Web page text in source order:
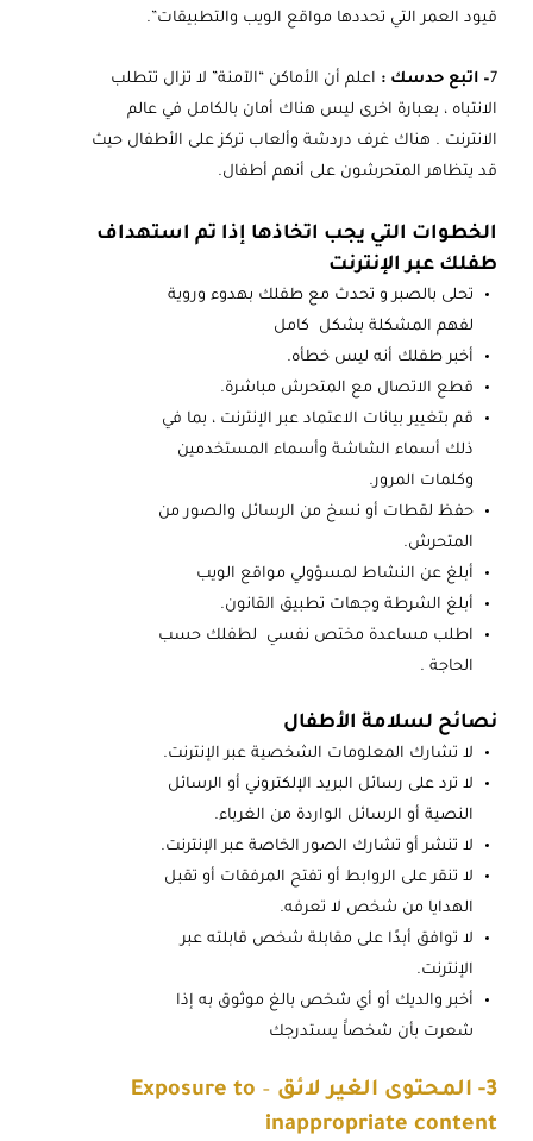
قيود العمر التي تحددها مواقع الويب والتطبيقات”.
7– اتبع حدسك : اعلم أن الأماكن “الآمنة” لا تزال تتطلب
الانتباه ، بعبارة اخرى ليس هناك أمان بالكامل في عالم
الانترنت . هناك غرف دردشة وألعاب تركز على الأطفال حيث
قد يتظاهر المتحرشون على أنهم أطفال.
الخطوات التي يجب اتخاذها إذا تم استهداف
طفلك عبر الإنترنت
تحلى بالصبر و تحدث مع طفلك بهدوء وروية
لفهم المشكلة بشكل كامل
أخبر طفلك أنه ليس خطأه.
قطع الاتصال مع المتحرش مباشرة.
قم بتغيير بيانات الاعتماد عبر الإنترنت ، بما في
ذلك أسماء الشاشة وأسماء المستخدمين
وكلمات المرور.
حفظ لقطات أو نسخ من الرسائل والصور من
المتحرش.
أبلغ عن النشاط لمسؤولي مواقع الويب
أبلغ الشرطة وجهات تطبيق القانون.
اطلب مساعدة مختص نفسي لطفلك حسب
الحاجة .
نصائح لسلامة الأطفال
لا تشارك المعلومات الشخصية عبر الإنترنت.
لا ترد على رسائل البريد الإلكتروني أو الرسائل
النصية أو الرسائل الواردة من الغرباء.
لا تنشر أو تشارك الصور الخاصة عبر الإنترنت.
لا تنقر على الروابط أو تفتح المرفقات أو تقبل
الهدايا من شخص لا تعرفه.
لا توافق أبدًا على مقابلة شخص قابلته عبر
الإنترنت.
أخبر والديك أو أي شخص بالغ موثوق به إذا
شعرت بأن شخصاََ يستدرجك
3- المحتوى الغير لائق –
Exposure to
inappropriate content